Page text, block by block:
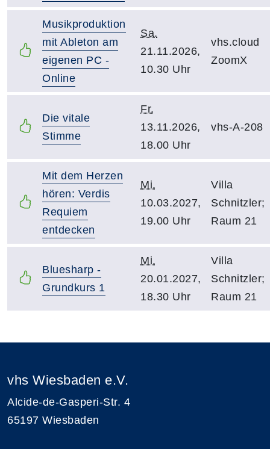
Musikproduktion
mit Ableton am
eigenen PC -
Online
Sa.
21.11.2026,
10.30 Uhr
vhs.cloud
ZoomX
Die vitale
Stimme
Fr.
13.11.2026,
18.00 Uhr
vhs-A-208
Mit dem Herzen
hören: Verdis
Requiem
entdecken
Mi.
10.03.2027,
19.00 Uhr
Villa
Schnitzler;
Raum 21
Bluesharp -
Grundkurs 1
Mi.
20.01.2027,
18.30 Uhr
Villa
Schnitzler;
Raum 21
vhs Wiesbaden e.V.
Alcide-de-Gasperi-Str. 4
65197 Wiesbaden